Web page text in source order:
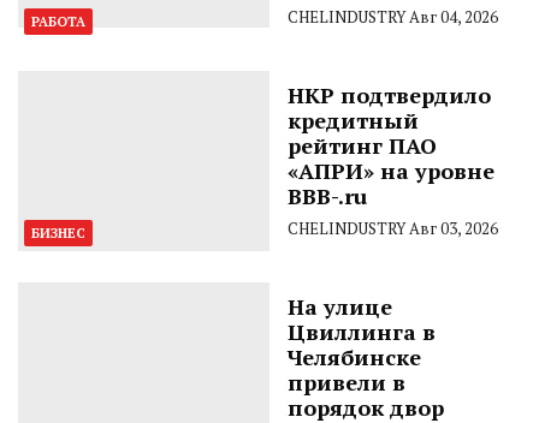
РАБОТА CHELINDUSTRYАвг 04, 2026
БИЗНЕС
НКР подтвердило
кредитный
рейтинг ПАО
«АПРИ» на уровне
BBB-.ru
CHELINDUSTRYАвг 03, 2026
На улице
Цвиллинга в
Челябинске
привели в
порядок двор